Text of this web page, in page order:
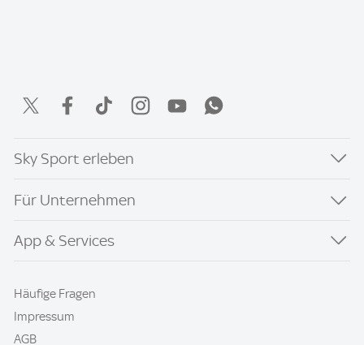
Sky Sport erleben
Für Unternehmen
App & Services
Häufige Fragen
Impressum
AGB